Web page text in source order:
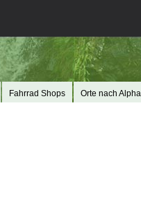
Fahrrad Shops Orte nach